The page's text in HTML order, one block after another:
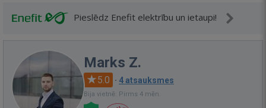
Pieslēdz Enefit elektrību un ietaupi!
Marks Z.
5.0 · 4 atsauksmes
Bija vietnē: Pirms 4 mēn.